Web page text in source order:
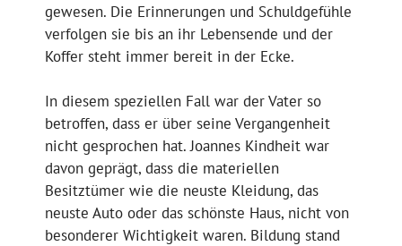
gewesen. Die Erinnerungen und Schuldgefühle
verfolgen sie bis an ihr Lebensende und der
Koffer steht immer bereit in der Ecke.
In diesem speziellen Fall war der Vater so
betroffen, dass er über seine Vergangenheit
nicht gesprochen hat. Joannes Kindheit war
davon geprägt, dass die materiellen
Besitztümer wie die neuste Kleidung, das
neuste Auto oder das schönste Haus, nicht von
besonderer Wichtigkeit waren. Bildung stand